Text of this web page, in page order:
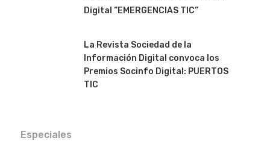
Digital “EMERGENCIAS TIC”
La Revista Sociedad de la
Información Digital convoca los
Premios Socinfo Digital: PUERTOS
TIC
Especiales